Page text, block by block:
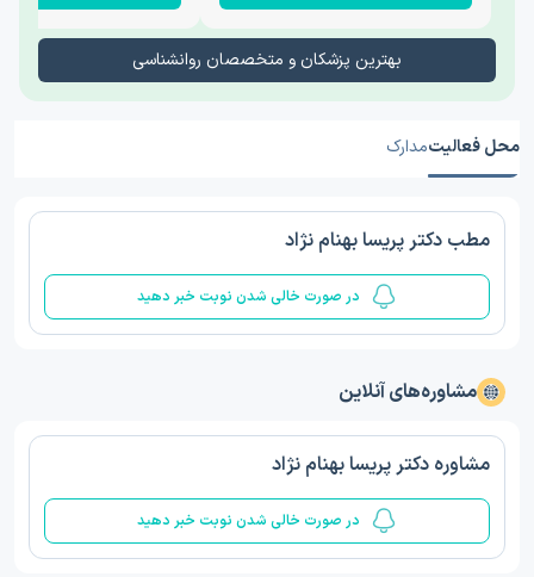
بهترین پزشکان و متخصصان روانشناسی
محل فعالیتمدارک
مطب دکتر پریسا بهنام نژاد
در صورت خالی شدن نوبت خبر دهید
مشاوره‌های آنلاین
مشاوره دکتر پریسا بهنام نژاد
در صورت خالی شدن نوبت خبر دهید